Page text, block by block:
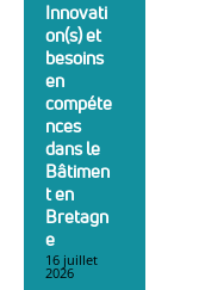
Innovati
on(s) et
besoins
en
compéte
nces
dans le
Bâtimen
t en
Bretagn
e
16 juillet
2026